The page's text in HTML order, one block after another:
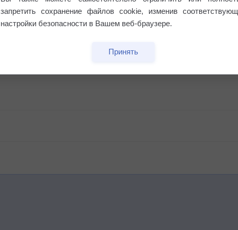
запретить сохранение файлов cookie, изменив
настройки безопасности в Вашем веб-браузере.
Принять